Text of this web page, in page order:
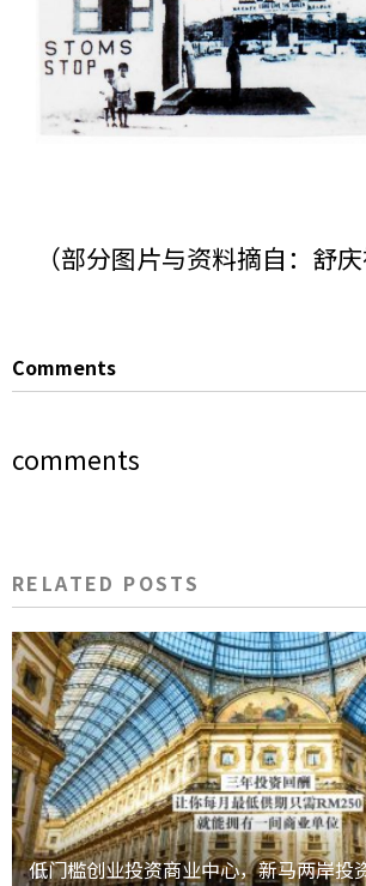
（部分图片与资料摘自：舒庆
Comments
comments
RELATED POSTS
低门槛创业投资商业中心，新马两岸投